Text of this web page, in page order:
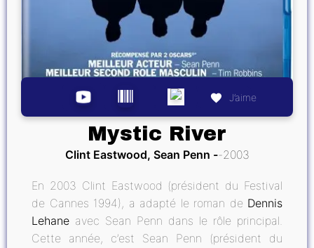
J’aime
Mystic River
Clint Eastwood, Sean Penn 2003
En 2003 Clint Eastwood (président du Festival
de Cannes 1994), a adapté le roman de Dennis
Lehane avec Sean Penn dans le rôle principal.
Cette année, c’est Sean Penn (président du